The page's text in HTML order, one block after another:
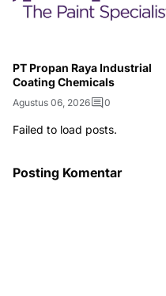
PT Propan Raya Industrial
Coating Chemicals
Agustus 06, 2026 0
Failed to load posts.
Posting Komentar